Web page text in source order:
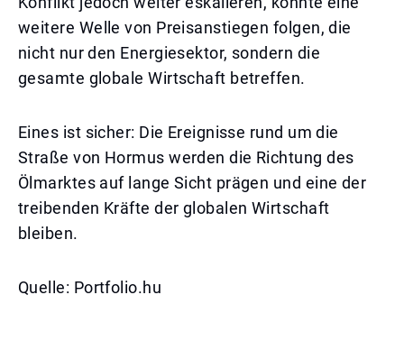
weitere Welle von Preisanstiegen folgen, die
nicht nur den Energiesektor, sondern die
gesamte globale Wirtschaft betreffen.
Eines ist sicher: Die Ereignisse rund um die
Straße von Hormus werden die Richtung des
Ölmarktes auf lange Sicht prägen und eine der
treibenden Kräfte der globalen Wirtschaft
bleiben.
Quelle: Portfolio.hu